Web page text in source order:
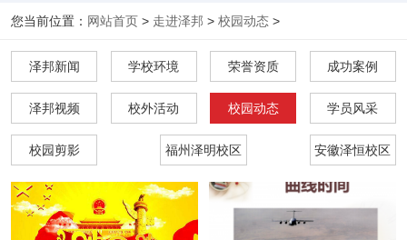
您当前位置： 网站首页 > 走进泽邦 > 校园动态 >
泽邦新闻 学校环境 荣誉资质 成功案例
泽邦视频 校外活动 校园动态 学员风采
校园剪影 福州泽明校区 安徽泽恒校区